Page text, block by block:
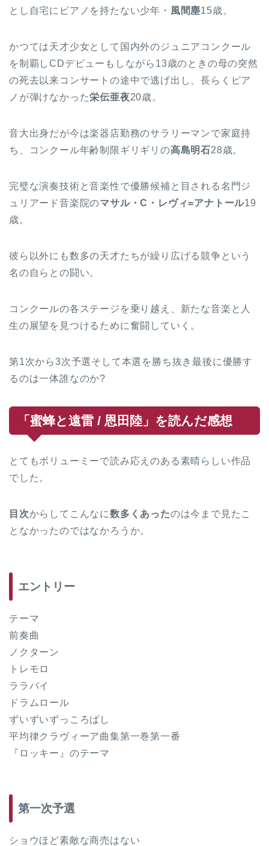
とし自宅にピアノを持たない少年・ 風間塵15歳。
かつては天才少女として国内外のジュニアコンクール
を制覇しCDデビューもしながら13歳のときの母の突然
の死去以来コンサートの途中で逃げ出し、長らくピア
ノが弾けなかった栄伝亜夜20歳。
音大出身だが今は楽器店勤務のサラリーマンで家庭持
ち、コンクール年齢制限ギリギリの高島明石28歳。
完璧な演奏技術と音楽性で優勝候補と目される名門ジ
ュリアード音楽院のマサル・C・レヴィ=アナトール19
歳。
彼ら以外にも数多の天才たちが繰り広げる競争という
名の自らとの闘い。
コンクールの各ステージを乗り越え、新たな音楽と人
生の展望を見つけるために奮闘していく。
第1次から3次予選そして本選を勝ち抜き最後に優勝す
るのは一体誰なのか?
「蜜蜂と遠雷 / 恩田陸」を読んだ感想
とてもボリューミーで読み応えのある素晴らしい作品
でした。
目次からしてこんなに数多くあったのは今まで見たこ
となかったのではなかろうか。
エントリー
テーマ
前奏曲
ノクターン
トレモロ
ララバイ
ドラムロール
ずいずいずっころばし
平均律クラヴィーア曲集第一巻第一番
『ロッキー』のテーマ
第一次予選
ショウほど素敵な商売はない